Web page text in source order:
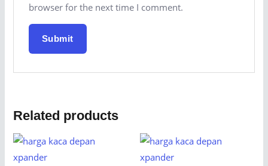
browser for the next time I comment.
Related products